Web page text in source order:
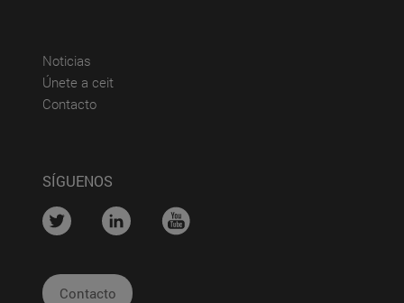
Noticias
Únete a ceit(abre en nueva ventana)
Contacto(abre en nueva ventana)
SÍGUENOS
.... .... ....
Contacto